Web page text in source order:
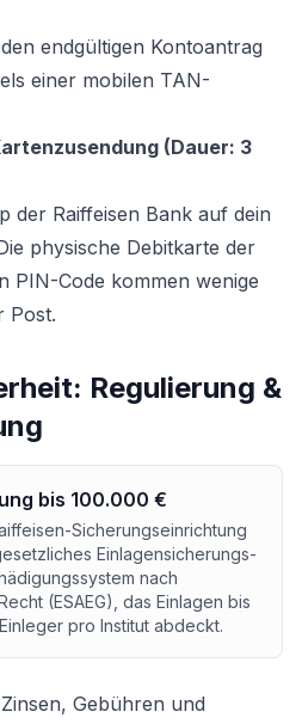
endgültigen Kontoantrag
einer mobilen TAN-
(Dauer: 3
der Raiffeisen Bank auf dein
physische Debitkarte der
PIN-Code kommen wenige
Post.
Regulierung &
bis 100.000 €
Sicherungseinrichtung
Einlagensicherungs-
nach
(ESAEG), das Einlagen bis
pro Institut abdeckt.
Gebühren und